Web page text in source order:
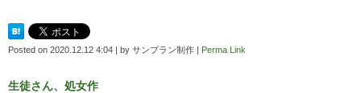
Posted on 2020.12.12 4:04 | by サンプラン制作 | Perma Link
生徒さん、処女作